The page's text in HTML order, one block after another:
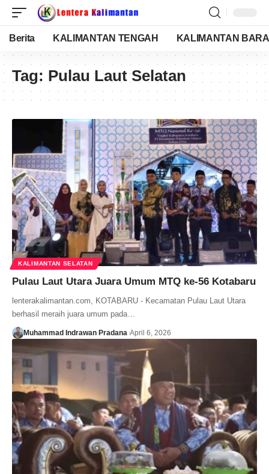
Berita KALIMANTAN TENGAH KALIMANTAN
Tag: Pulau Laut Selatan
KALIMANTAN SELATAN
Pulau Laut Utara Juara Umum MTQ ke-56 Kotabaru
lenterakalimantan.com, KOTABARU - Kecamatan Pulau Laut Utara
berhasil meraih juara umum pada…
Muhammad Indrawan Pradana April 6, 2026